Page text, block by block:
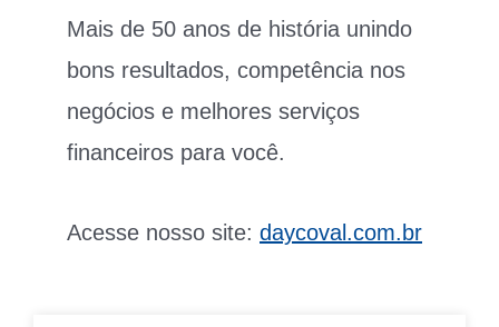
Mais de 50 anos de história unindo
bons resultados, competência nos
negócios e melhores serviços
financeiros para você.
Acesse nosso site: daycoval.com.br